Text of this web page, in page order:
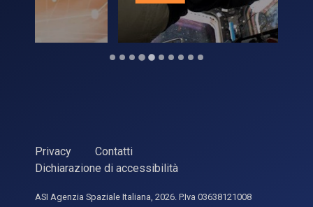
Privacy
Contatti
Dichiarazione di accessibilità
ASI Agenzia Spaziale Italiana, 2026. P.Iva 03638121008